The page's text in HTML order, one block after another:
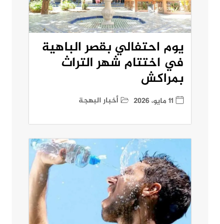
يوم احتفالي بقصر الباهية
في اختتام شهر التراث
بمراكش
11 مايو، 2026 أخبار البهجة